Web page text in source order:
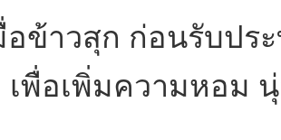
าวสุก ก่อนรับประ
เพื่อเพิ่มความหอม